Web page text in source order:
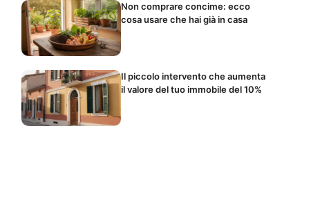
Non comprare concime: ecco
cosa usare che hai già in casa
Il piccolo intervento che aumenta
il valore del tuo immobile del 10%